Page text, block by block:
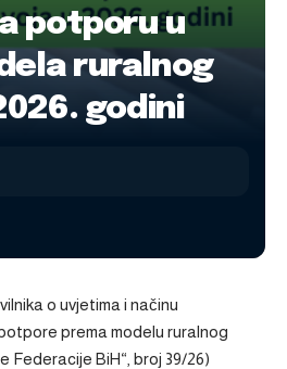
potporu u
ruralnog
godini
o uvjetima i načinu
prema modelu ruralnog
Federacije BiH“, broj 39/26)